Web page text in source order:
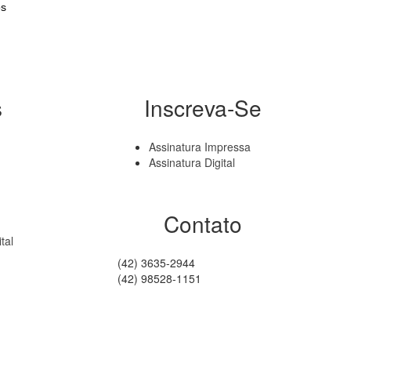
Inscreva-Se
Assinatura Impressa
Assinatura Digital
Contato
(42) 3635-2944
(42) 98528-1151